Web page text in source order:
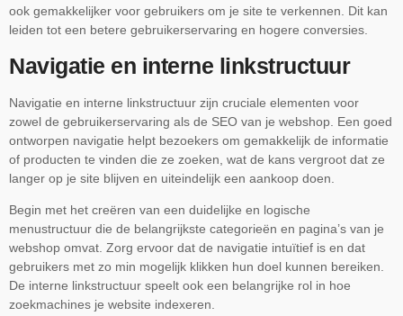
ook gemakkelijker voor gebruikers om je site te verkennen. Dit kan
leiden tot een betere gebruikerservaring en hogere conversies.
Navigatie en interne linkstructuur
Navigatie en interne linkstructuur zijn cruciale elementen voor
zowel de gebruikerservaring als de SEO van je webshop. Een goed
ontworpen navigatie helpt bezoekers om gemakkelijk de informatie
of producten te vinden die ze zoeken, wat de kans vergroot dat ze
langer op je site blijven en uiteindelijk een aankoop doen.
Begin met het creëren van een duidelijke en logische
menustructuur die de belangrijkste categorieën en pagina’s van je
webshop omvat. Zorg ervoor dat de navigatie intuïtief is en dat
gebruikers met zo min mogelijk klikken hun doel kunnen bereiken.
De interne linkstructuur speelt ook een belangrijke rol in hoe
zoekmachines je website indexeren.